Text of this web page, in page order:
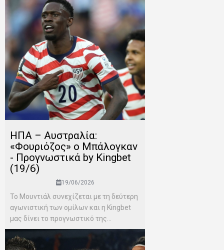
ΗΠΑ – Αυστραλία:
«Φουριόζος» ο Μπάλογκαν
- Προγνωστικά by Kingbet
(19/6)
19/06/2026
Το Μουντιάλ συνεχίζεται με τη δεύτερη
αγωνιστική των ομίλων και η Kingbet
μας δίνει το προγνωστικό της...